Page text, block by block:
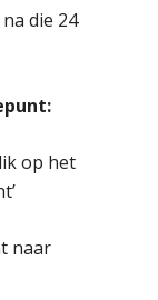
die 24
op het
naar